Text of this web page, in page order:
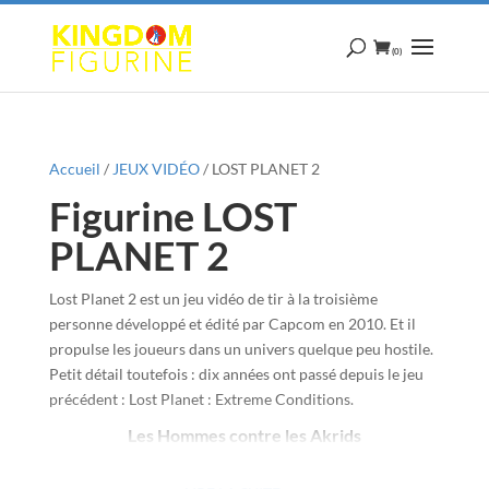
(0)
Accueil / JEUX VIDÉO/ LOST PLANET 2
Figurine LOST
PLANET 2
Lost Planet 2 est un jeu vidéo de tir à la troisième
personne développé et édité par Capcom en 2010. Et il
propulse les joueurs dans un univers quelque peu hostile.
Petit détail toutefois : dix années ont passé depuis le jeu
précédent : Lost Planet : Extreme Conditions.
Les Hommes contre les Akrids